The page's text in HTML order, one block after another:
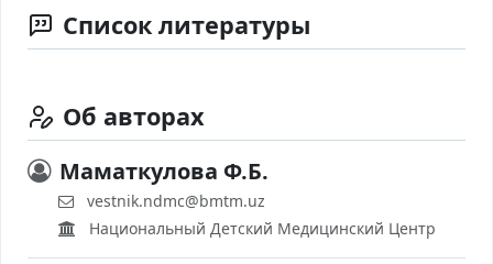
Список литературы
Об авторах
Маматкулова Ф.Б.
vestnik.ndmc@bmtm.uz
Национальный Детский Медицинский Центр